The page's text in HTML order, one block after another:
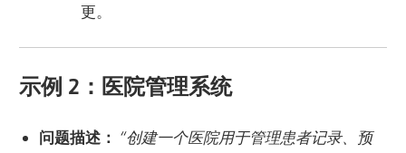
更。
示例 2：医院管理系统
问题描述： “创建一个医院用于管理患者记录、预